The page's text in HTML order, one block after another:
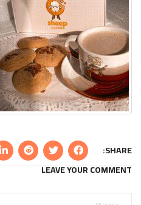
SHARE:
LEAVE YOUR COMMENT